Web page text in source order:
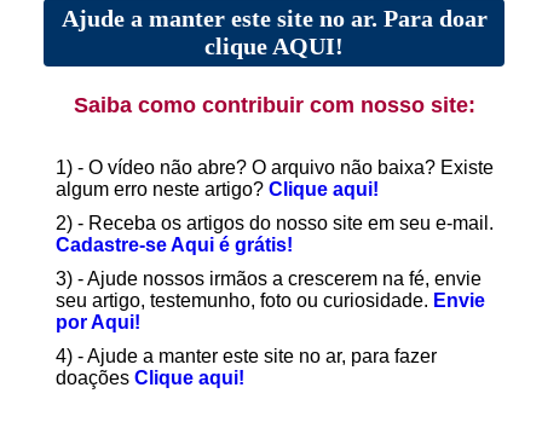
Ajude a manter este site no ar. Para doar
clique AQUI!
Saiba como contribuir com nosso site:
1) - O vídeo não abre? O arquivo não baixa? Existe
algum erro neste artigo? Clique aqui!
2) - Receba os artigos do nosso site em seu e-mail.
Cadastre-se Aqui é grátis!
3) - Ajude nossos irmãos a crescerem na fé, envie
seu artigo, testemunho, foto ou curiosidade. Envie
por Aqui!
4) - Ajude a manter este site no ar, para fazer
doações Clique aqui!